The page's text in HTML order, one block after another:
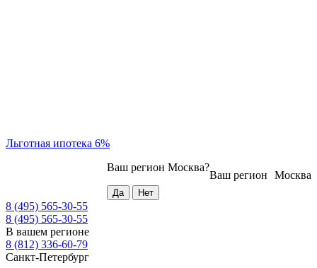
Льготная ипотека 6%
Москва
Ваш регион
Ваш регион Москва?
8 (495) 565-30-55
8 (495) 565-30-55
В вашем регионе
8 (812) 336-60-79
Санкт-Петербург